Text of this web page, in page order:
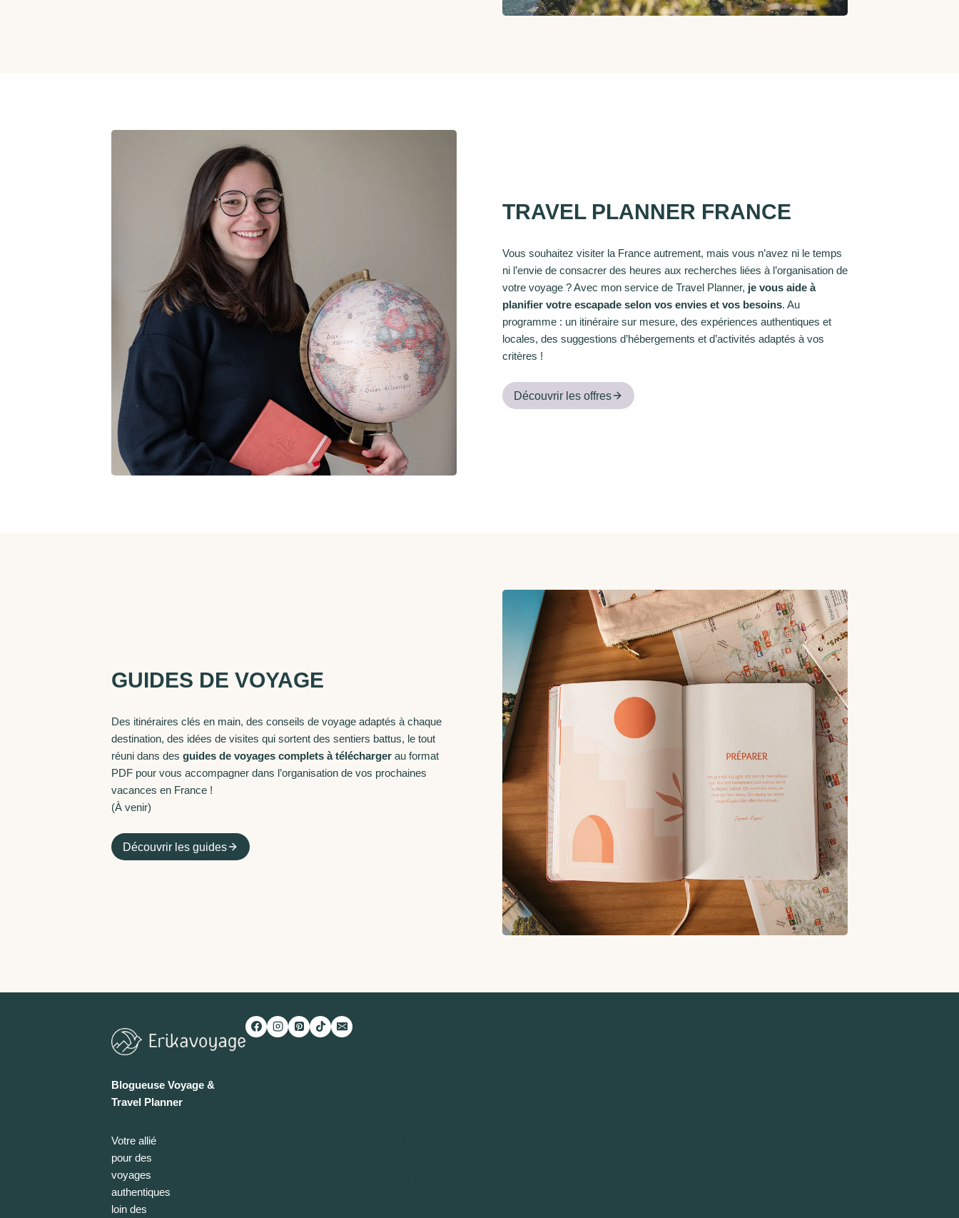
TRAVEL PLANNER FRANCE
Vous souhaitez visiter la France autrement, mais vous n’avez ni le temps
ni l’envie de consacrer des heures aux recherches liées à l’organisation de
votre voyage ? Avec mon service de Travel Planner, je vous aide à
planifier votre escapade selon vos envies et vos besoins. Au
programme : un itinéraire sur mesure, des expériences authentiques et
locales, des suggestions d’hébergements et d’activités adaptés à vos
critères !
Découvrir les offres
GUIDES DE VOYAGE
Des itinéraires clés en main, des conseils de voyage adaptés à chaque
destination, des idées de visites qui sortent des sentiers battus, le tout
réuni dans des guides de voyages complets à télécharger au format
PDF pour vous accompagner dans l’organisation de vos prochaines
vacances en France !
(À venir)
Découvrir les guides
Blogueuse Voyage &
Travel Planner
Votre allié
pour des
voyages
authentiques
loin des